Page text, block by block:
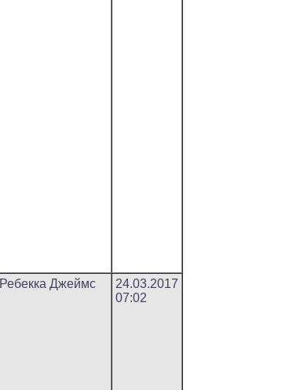
Ребекка Джеймс
24.03.2017
07:02